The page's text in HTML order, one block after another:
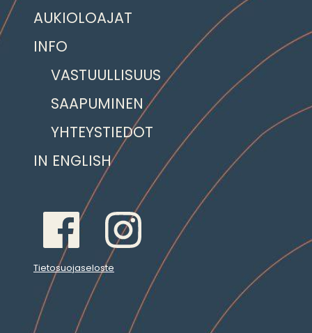
AUKIOLOAJAT
INFO
VASTUULLISUUS
SAAPUMINEN
YHTEYSTIEDOT
IN ENGLISH
Tietosuojaseloste